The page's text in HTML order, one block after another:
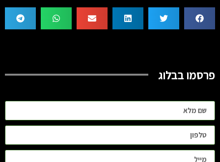
פרסמו בבלוג